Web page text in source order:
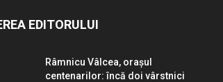
EDITORULUI
Râmnicu Vâlcea, orașul
centenarilor: încă doi vârstnici